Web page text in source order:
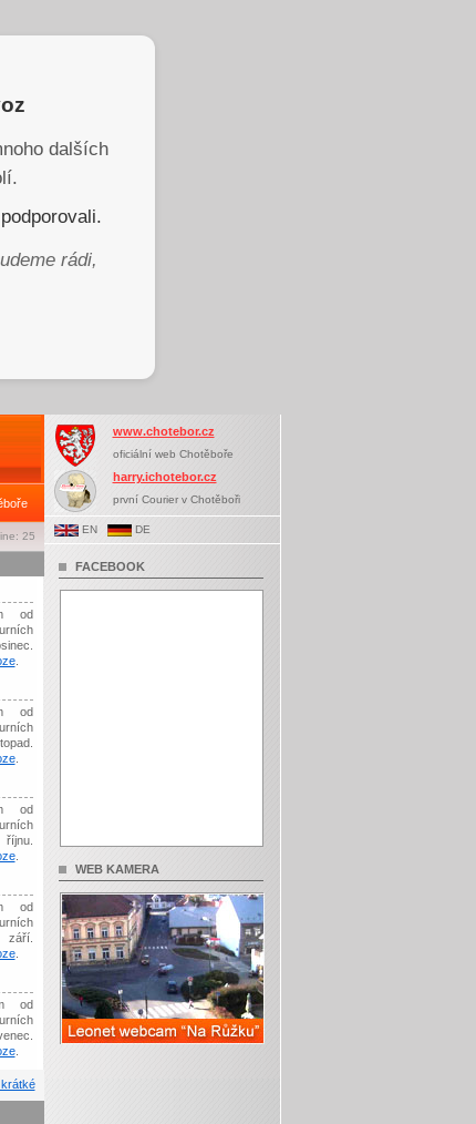
dalších
rádi,
25
od
.
od
.
od
.
od
.
od
.
www.chotebor.cz
oficiální web Chotěboře
harry.ichotebor.cz
první Courier v Chotěboři
EN DE
FACEBOOK
WEB KAMERA